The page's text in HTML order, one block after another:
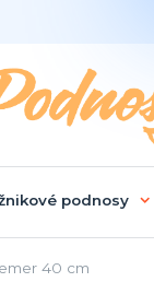
podnosy
40 cm